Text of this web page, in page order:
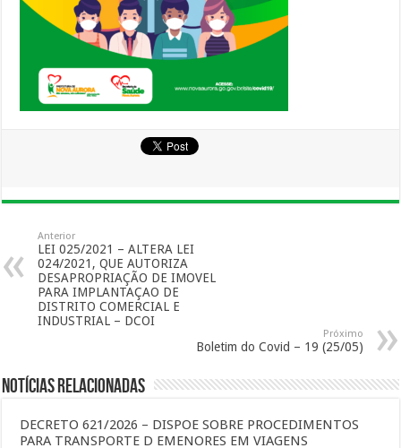
Anterior
LEI 025/2021 – ALTERA LEI
024/2021, QUE AUTORIZA
DESAPROPRIAÇÃO DE IMOVEL
PARA IMPLANTAÇAO DE
DISTRITO COMERCIAL E
INDUSTRIAL – DCOI
Próximo
Boletim do Covid – 19 (25/05)
Notícias Relacionadas
DECRETO 621/2026 – DISPOE SOBRE PROCEDIMENTOS
PARA TRANSPORTE D EMENORES EM VIAGENS